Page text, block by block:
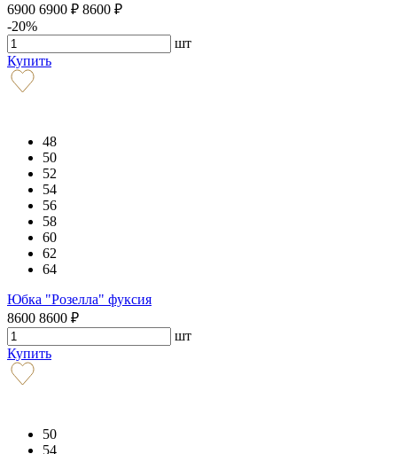
6900 6900 ₽ 8600 ₽
-20%
шт
Купить
48
50
52
54
56
58
60
62
64
Юбка "Розелла" фуксия
8600 8600 ₽
шт
Купить
50
54